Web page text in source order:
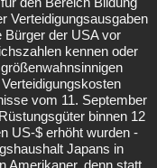
Verteidigungsausgaben
Bürger der USA vor
kennen oder
vom 11. September
binnen 12
US-$ erhöht wurden -
Japans in
Amerikaner, denn statt